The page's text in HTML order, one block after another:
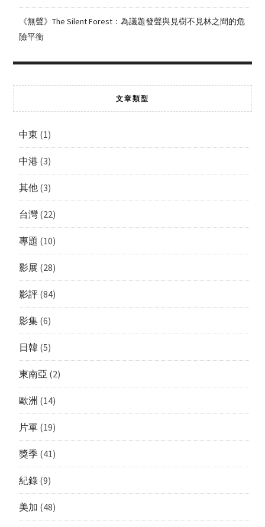
《無聲》The Silent Forest：為議題發聲與見樹不見林之間的危
險平衡
文章類型
中東 (1)
中港 (3)
其他(3)
台灣(22)
專題 (10)
影展 (28)
影評(84)
影集(6)
日韓(5)
東南亞 (2)
歐洲 (14)
片單(19)
獎季(41)
紀錄(9)
美加 (48)